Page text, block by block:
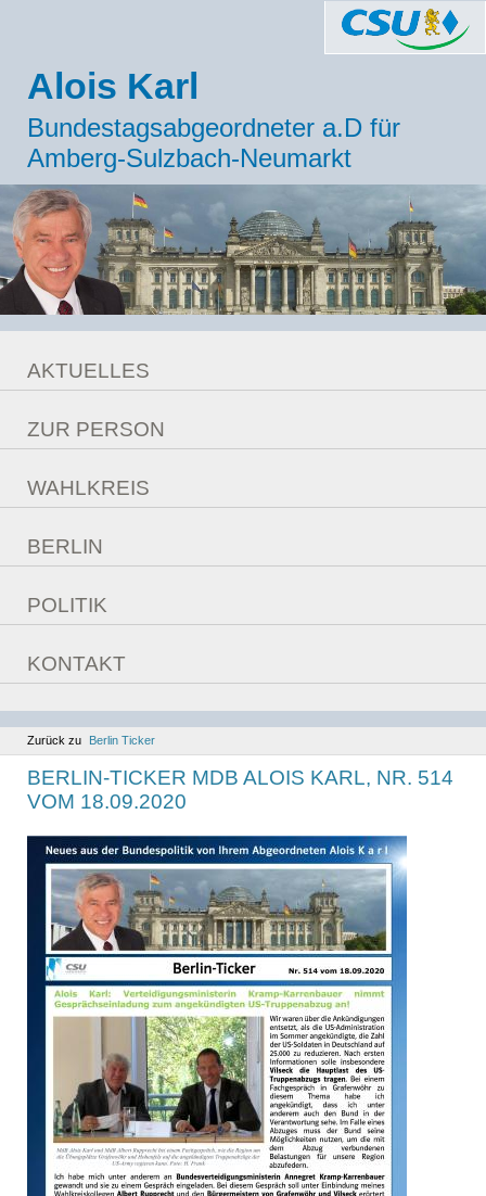
Alois Karl
Bundestagsabgeordneter a.D für
Amberg-Sulzbach-Neumarkt
AKTUELLES
Berlin Ticker
ZUR PERSON
Überzeugungen
WAHLKREIS
Bilder
BERLIN
Reden
POLITIK
Bilanz
Ziele
Kommunales
KONTAKT
Berlinfahrt
Zurück zu Berlin Ticker
BERLIN-TICKER MDB ALOIS KARL, NR. 514
VOM 18.09.2020